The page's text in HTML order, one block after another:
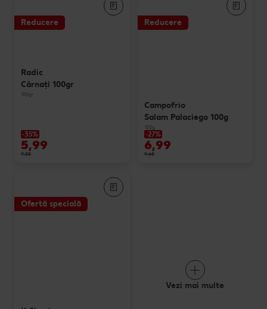
Reducere
Radic
Cârnaţi 100gr
100gr
-35%
5,99
9,35
Reducere
Campofrio
Salam Palaciego 100g
100g
-27%
6,99
9,65
Ofertă specială
Vezi mai multe